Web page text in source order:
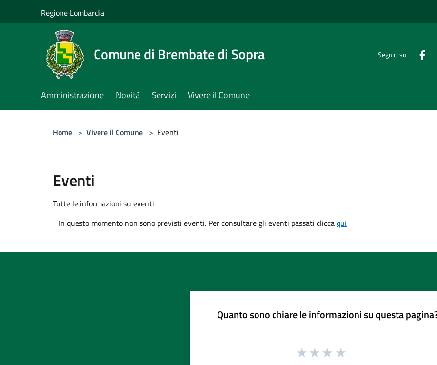
Regione Lombardia
Comune di Brembate di Sopra Seguici su
Amministrazione Novità Servizi Vivere il Comune
Home > Vivere il Comune > Eventi
Eventi
Tutte le informazioni su eventi
In questo momento non sono previsti eventi. Per consultare gli eventi passati cliccaqui
Quanto sono chiare le informazioni su questa